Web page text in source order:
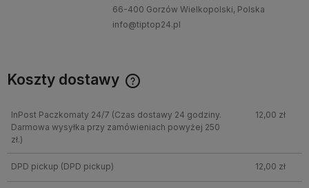
66-400 Gorzów Wielkopolski, Polska
info@tiptop24.pl
Koszty dostawy
InPost Paczkomaty 24/7 (Czas dostawy 24 godziny.
Darmowa wysyłka przy zamówieniach powyżej 250
zł.)
12,00 zł
DPD pickup (DPD pickup) 12,00 zł